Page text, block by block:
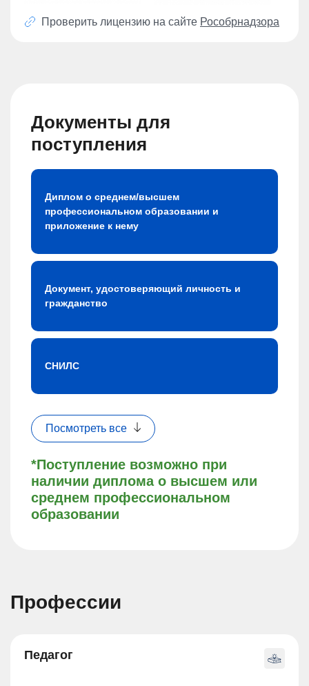
Проверить лицензию на сайте Рособрнадзора
Документы для
поступления
*Поступление возможно при
наличии диплома о высшем или
среднем профессиональном
образовании
Диплом о среднем/высшем
профессиональном образовании и
приложение к нему
Документ, удостоверяющий личность и
гражданство
СНИЛС
Посмотреть все
Профессии
Педагог